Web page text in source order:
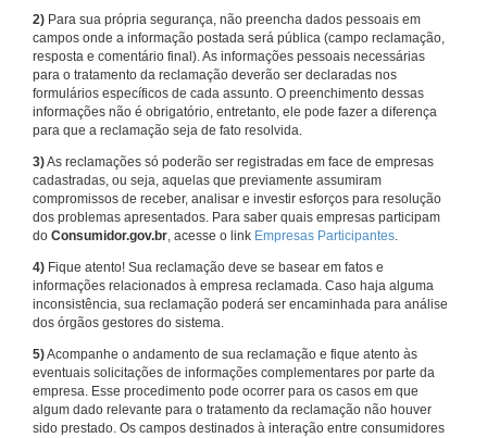
2) Para sua própria segurança, não preencha dados pessoais em
campos onde a informação postada será pública (campo reclamação,
resposta e comentário final). As informações pessoais necessárias
para o tratamento da reclamação deverão ser declaradas nos
formulários específicos de cada assunto. O preenchimento dessas
informações não é obrigatório, entretanto, ele pode fazer a diferença
para que a reclamação seja de fato resolvida.
3)As reclamações só poderão ser registradas em face de empresas
cadastradas, ou seja, aquelas que previamente assumiram
compromissos de receber, analisar e investir esforços para resolução
dos problemas apresentados. Para saber quais empresas participam
do Consumidor.gov.br, acesse o link Empresas Participantes.
4) Fique atento! Sua reclamação deve se basear em fatos e
informações relacionados à empresa reclamada. Caso haja alguma
inconsistência, sua reclamação poderá ser encaminhada para análise
dos órgãos gestores do sistema.
5)Acompanhe o andamento de sua reclamação e fique atento às
eventuais solicitações de informações complementares por parte da
empresa. Esse procedimento pode ocorrer para os casos em que
algum dado relevante para o tratamento da reclamação não houver
sido prestado. Os campos destinados à interação entre consumidores